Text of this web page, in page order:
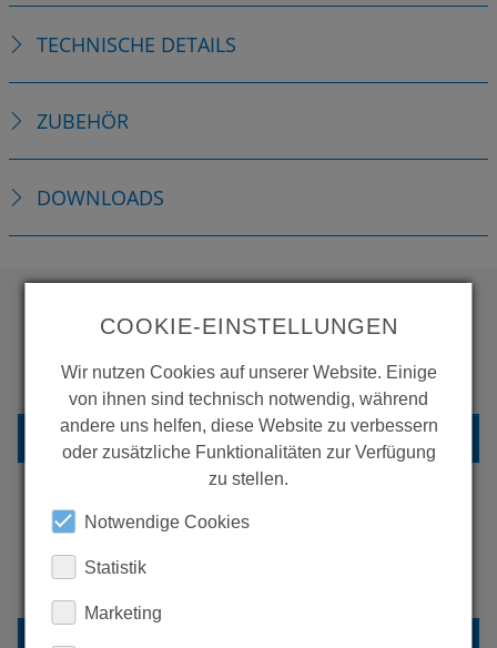
TECHNISCHE DETAILS
ZUBEHÖR
DOWNLOADS
PRODUKTE SEHEN?
ZURÜCK ZUR ÜBERSICHT
COOKIE-EINSTELLUNGEN
Wir nutzen Cookies auf unserer Website. Einige
von ihnen sind technisch notwendig, während
andere uns helfen, diese Website zu verbessern
oder zusätzliche Funktionalitäten zur Verfügung
zu stellen.
Notwendige Cookies
Statistik
Marketing